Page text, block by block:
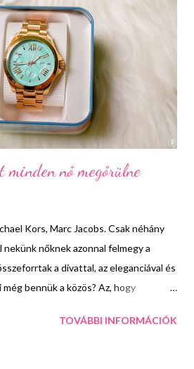
annyira sikeres lett, hogy kreációi
nők szívét is rabul ejtette. Coco
mai modern nőt. A fűzőt elvből
hétköznapi tevékenységeket
kényel...
minden nő megőrülne
Kors, Marc Jacobs. Csak néhány
nőknek azonnal felmegy a
a divattal, az eleganciával és
bennük a közös? Az, hogy
órát. Szilikonszíjas, mindenfélét
TOVÁBBI INFORMÁCIÓK